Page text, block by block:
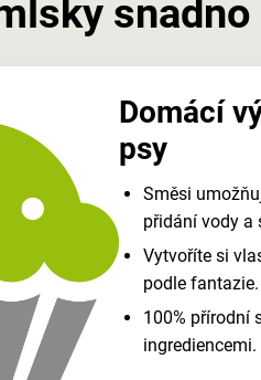
snadno
Domácí
psy
Směsi
přidání vody a
Vytvoříte si
podle fantazie.
100% přírodní
ingrediencemi.